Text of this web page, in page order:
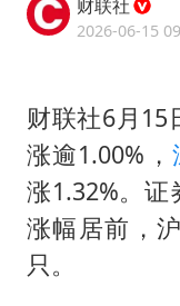
财联社
2026-06-15
财联社6月15
涨逾1.00%，
涨1.32%。证
涨幅居前，
只。